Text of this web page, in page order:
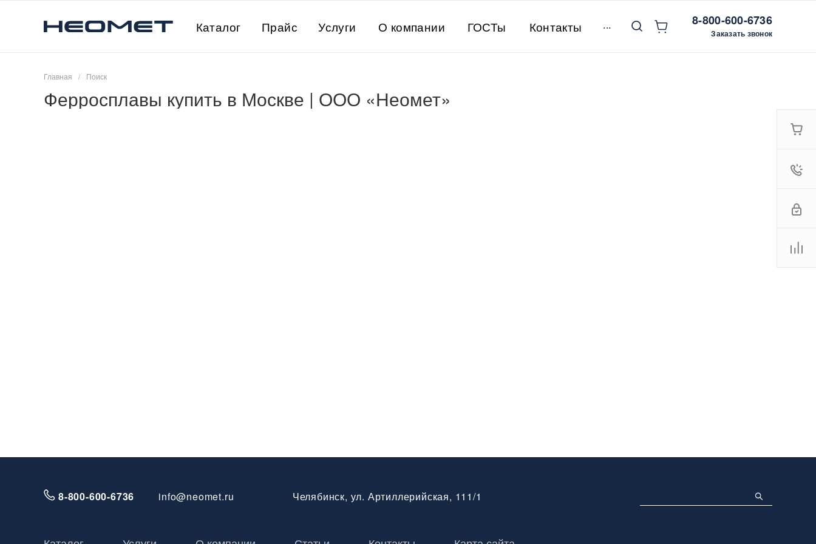
Каталог Прайс Услуги О компании ГОСТы Контакты ... 8-800-600-6736
Заказать звонок
Главная / Поиск
Ферросплавы купить в Москве | ООО «Неомет»
8-800-600-6736 info@neomet.ru Челябинск, ул. Артиллерийская, 111/1